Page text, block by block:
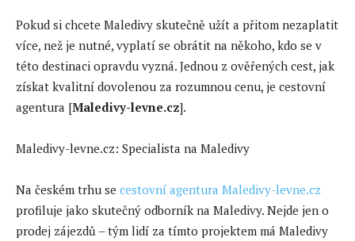
Pokud si chcete Maledivy skutečně užít a přitom nezaplatit
více, než je nutné, vyplatí se obrátit na někoho, kdo se v
této destinaci opravdu vyzná. Jednou z ověřených cest, jak
získat kvalitní dovolenou za rozumnou cenu, je cestovní
agentura [Maledivy-levne.cz].
Maledivy-levne.cz: Specialista na Maledivy
Na českém trhu se cestovní agentura Maledivy-levne.cz
profiluje jako skutečný odborník na Maledivy. Nejde jen o
prodej zájezdů – tým lidí za tímto projektem má Maledivy